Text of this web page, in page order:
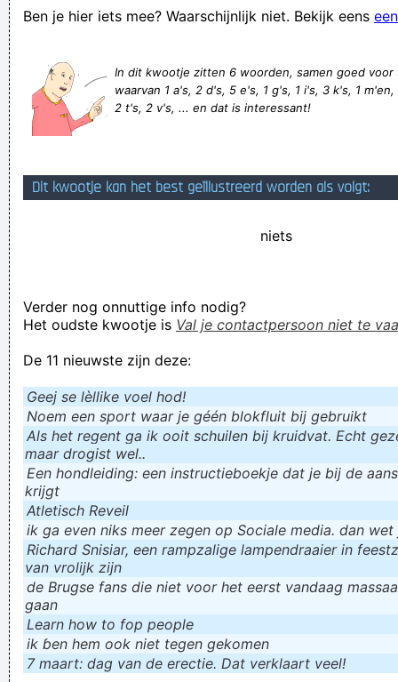
morgenstond heeft een wekker in de mond
De VAR zal het allemaal nog eens moeten bekijken.
Ondertussen ontstaat er ruzie.
Voordat je met iemand in discussie gaat, vraag jezelf even af:
niet, heeft het geen zin
Verknoei je tijd op een nuttige manier!
Geej se lèllike voel hod!
Ben je hier iets mee? Waarschijnlijk niet. Bekijk eens
In dit kwootje zitten 6 woorden, samen goed
waarvan 1 a's, 2 d's, 5 e's, 1 g's, 1 i's, 3 k's, 1
2 t's, 2 v's, ... en dat is interessant!
Dit kwootje kan het best geïllustreerd worden als volgt:
niets
Verder nog onnuttige info nodig?
Het oudste kwootje is Val je contactpersoon niet te
De 11 nieuwste zijn deze:
Geej se lèllike voel hod!
Noem een sport waar je géén blokfluit bij gebruikt
Als het regent ga ik ooit schuilen bij kruidvat. Echt
maar drogist wel..
Een hondleiding: een instructieboekje dat je bij de
krijgt
Atletisch Reveil
ik ga even niks meer zegen op Sociale media. dan
Richard Snisiar, een rampzalige lampendraaier in
van vrolijk zijn
de Brugse fans die niet voor het eerst vandaag
gaan
Learn how to fop people
ik ɓen hem ook niet tegen gekomen
7 maart: dag van de erectie. Dat verklaart veel!